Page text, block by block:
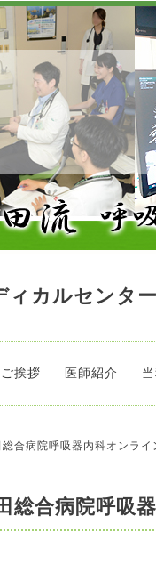
ィカルセンタ
ご挨拶 医師紹介
総合病院呼吸器内科オンラ
総合病院呼吸